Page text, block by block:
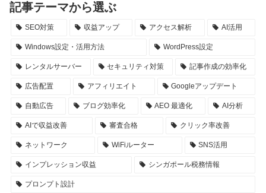
記事テーマから選ぶ
SEO対策 収益アップ アクセス解析 AI活用
Windows設定・活用方法 WordPress設定
レンタルサーバー セキュリティ対策 記事作成の効率化
広告配置 アフィリエイト Googleアップデート
自動広告 ブログ効率化 AEO 最適化 AI分析
AIで収益改善 審査合格 クリック率改善
ネットワーク WiFiルーター SNS活用
インプレッション収益 シンガポール税務情報
プロンプト設計